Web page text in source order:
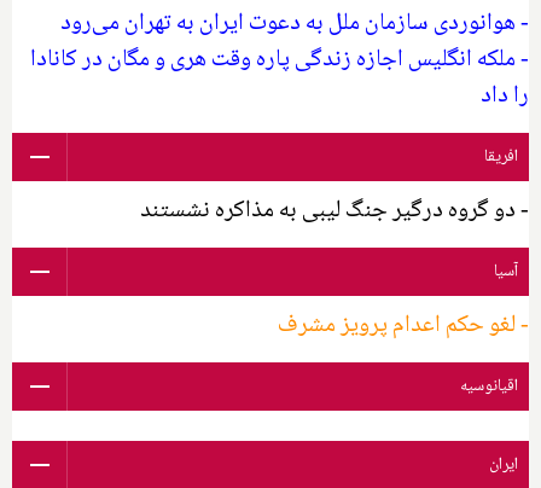
- هوانوردی سازمان ملل به دعوت ایران به تهران می‌رود
- ملکه انگلیس اجازه زندگی پاره وقت هری و مگان در کانادا
را داد
افریقا
- دو گروه درگیر جنگ لیبی به مذاکره نشستند
آسیا
- لغو حکم اعدام پرویز مشرف
اقیانوسیه
ایران